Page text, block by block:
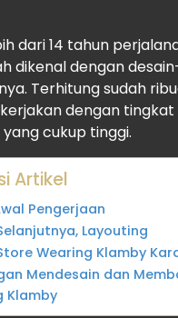
dari 14 tahun
dikenal dengan
Terhitung sudah
dengan
cukup tinggi.
Artikel
Pengerjaan
Layouting
Wearing Klamby
Mendesain dan
Klamby